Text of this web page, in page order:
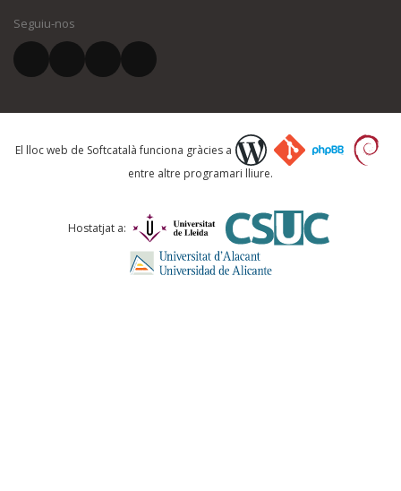
El vostre correu electrònic *
Què proposeu?
Comentari *
Seguiu-nos
El lloc web de Softcatalà funciona gràcies a
entre altre programari lliure.
Hostatjat a: